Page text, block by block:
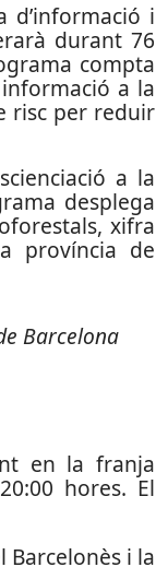
d’informació i
durant 76
compta
a la
risc per reduir
a la
desplega
xifra
província de
Barcelona
en la franja
hores. El
Barcelonès i la